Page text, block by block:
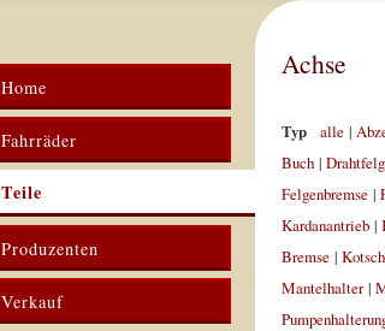
Home
Fahrräder
Teile
Produzenten
Verkauf
Achse
Typ alle|
Buch|
Felgenbremse|
Kardanantrieb|
Bremse|
Mantelhalter|